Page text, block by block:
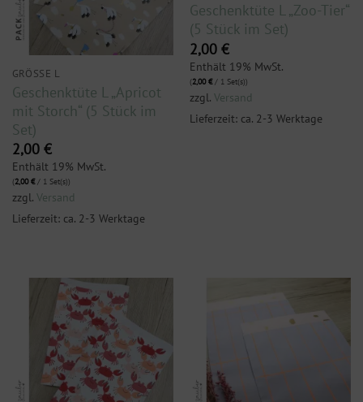
GRÖSSE L
Geschenktüte L „Apricot
mit Storch“ (5 Stück im
Set)
2,00 €
Enthält 19% MwSt.
(2,00€/ 1 Set(s))
zzgl. Versand
Lieferzeit: ca. 2-3 Werktage
Geschenktüte L „Zoo-Tier“
(5 Stück im Set)
2,00 €
Enthält 19% MwSt.
(2,00€/ 1 Set(s))
zzgl. Versand
Lieferzeit: ca. 2-3 Werktage